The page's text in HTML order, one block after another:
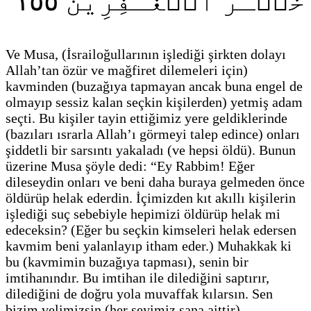
Ve Musa, (İsrailoğullarının işlediği şirkten dolayı
Allah’tan özür ve mağfiret dilemeleri için)
kavminden (buzağıya tapmayan ancak buna engel de
olmayıp sessiz kalan seçkin kişilerden) yetmiş adam
seçti. Bu kişiler tayin ettiğimiz yere geldiklerinde
(bazıları ısrarla Allah’ı görmeyi talep edince) onları
şiddetli bir sarsıntı yakaladı (ve hepsi öldü). Bunun
üzerine Musa şöyle dedi: “Ey Rabbim! Eğer
dileseydin onları ve beni daha buraya gelmeden önce
öldürüp helak ederdin. İçimizden kıt akıllı kişilerin
işlediği suç sebebiyle hepimizi öldürüp helak mi
edeceksin? (Eğer bu seçkin kimseleri helak edersen
kavmim beni yalanlayıp itham eder.) Muhakkak ki
bu (kavmimin buzağıya tapması), senin bir
imtihanındır. Bu imtihan ile dilediğini saptırır,
dilediğini de doğru yola muvaffak kılarsın. Sen